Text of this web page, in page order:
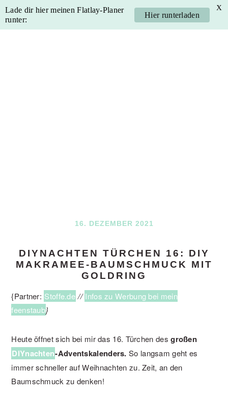
Skip
Skip
Skip
Skip
16. DEZEMBER 2021
DIYNACHTEN TÜRCHEN 16: DIY
MAKRAMEE-BAUMSCHMUCK MIT
GOLDRING
{Partner: Stoffe.de //Infos zu Werbung bei mein
feenstaub}
Heute öffnet sich bei mir das 16. Türchen desgroßen
DIYnachten-Adventskalenders.So langsam geht es
immer schneller auf Weihnachten zu. Zeit, an den
Baumschmuck zu denken!
Lade dir hier meinen Flatlay-Planer
runter:
Hier runterladen
X